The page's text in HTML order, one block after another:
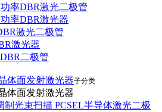
功率DBR激光二极管
功率DBR激光器
激光二极管
激光器
二极管
体面发射激光器子分类
体面发射激光器
制光束扫描 PCSEL半导体激光二极